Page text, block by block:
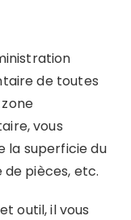
de toutes
vous
la superficie du
de pièces, etc.
outil, il vous